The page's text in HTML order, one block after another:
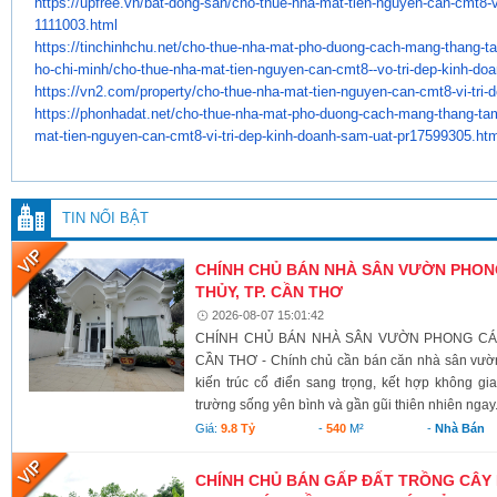
1111003. html
https://tinchinhchu.net/cho-thue-nha-mat-pho-duong-cach-mang-thang-
ho-chi-minh/cho-thue-nha-mat-tien-nguyen-can-cmt8--vo-tri-dep-kinh-
https://vn2.com/property/cho-thue-nha-mat-tien-nguyen-can-cmt8-vi-tri-
https://phonhadat.net/cho-thue-nha-mat-pho-duong-cach-mang-thang-
mat-tien-nguyen-can-cmt8-vi-tri-dep-kinh-doanh-sam-uat-
TIN NỔI BẬT
CHÍNH CHỦ BÁN NHÀ SÂN VƯỜN
THỦY, TP. CẦN THƠ
2026-08-07 15:01:42
CHÍNH CHỦ BÁN NHÀ SÂN VƯỜN PHONG
CẦN THƠ - Chính chủ cần bán căn nhà sân
kiến trúc cổ điển sang trọng, kết hợp không
trường sống yên bình và gần gũi thiên nhiên
Giá:9.8 Tỷ -540 M² - Nhà Bán
CHÍNH CHỦ BÁN GẤP ĐẤT TRỒNG